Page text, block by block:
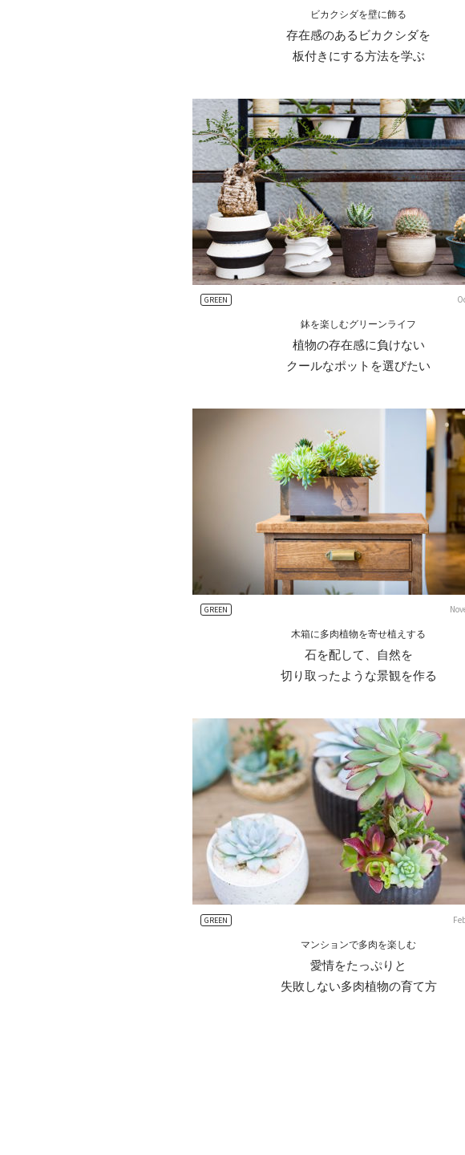
ビカクシダを壁に飾る
存在感のあるビカクシダを
板付きにする方法を学ぶ
GREEN
鉢を楽しむグリーンライフ
植物の存在感に負けない
クールなポットを選びたい
GREEN
木箱に多肉植物を寄せ植えする
石を配して、自然を
切り取ったような景観を作る
GREEN
マンションで多肉を楽しむ
愛情をたっぷりと
失敗しない多肉植物の育て方